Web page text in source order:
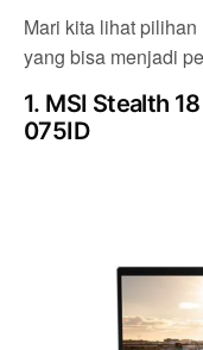
Mari kita lihat
yang bisa menjadi
1. MSI Stealth
075ID